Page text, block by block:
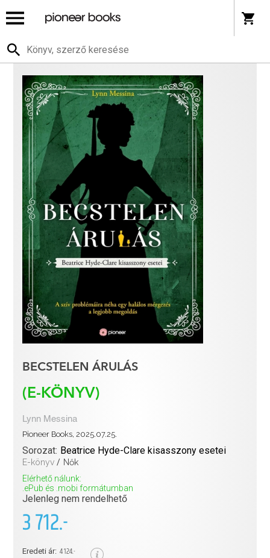
BECSTELEN ÁRULÁS
(E-KÖNYV)
Lynn Messina
Pioneer Books, 2025.07.25.
Sorozat: Beatrice Hyde-Clare kisasszony esetei
E-könyv / Nők
Elérhető nálunk:
.ePub és .mobi formátumban
Jelenleg nem rendelhető
3 712.-
Eredeti ár: 4 124.-